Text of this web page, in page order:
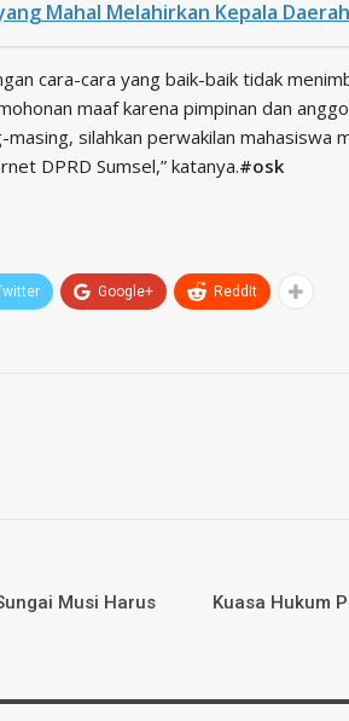
Mahal Melahirkan Kepala
cara-cara yang baik-baik tidak
maaf karena pimpinan dan
silahkan perwakilan mahasiswa
DPRD Sumsel,” katanya.#osk
Google+ ReddIt
Musi Harus
Kuasa Hukum